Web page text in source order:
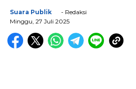
Suara Publik
- Redaksi
Minggu, 27 Juli 2025